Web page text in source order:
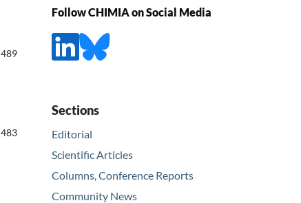
489
483
Follow CHIMIA on Social Media
Sections
Editorial
Scientific Articles
Columns, Conference Reports
Community News